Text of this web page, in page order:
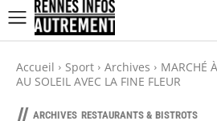
Accueil Sport Archives
MARCHÉ
AU SOLEIL AVEC LA FINE FLEUR
ARCHIVES RESTAURANTS & BISTROTS